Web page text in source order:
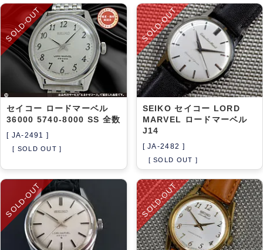
SOLD-OUT
セイコー ロードマーベル
36000 5740-8000 SS 全数
[ JA-2491 ]
[ SOLD OUT ]
SOLD-OUT
SEIKO セイコー LORD
MARVEL ロードマーベル
J14
[ JA-2482 ]
[ SOLD OUT ]
SOLD-OUT SOLD-OUT